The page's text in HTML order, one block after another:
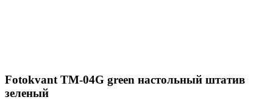
Fotokvant TM-04G green настольный штатив
зеленый